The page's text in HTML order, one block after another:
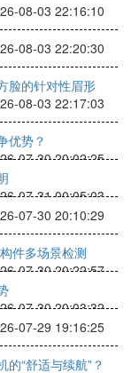
08-03 22:16:10
08-03 22:20:30
脸的针对性眉形
08-03 22:17:03
优势？
07-30 20:02:25
07-31 00:05:03
07-30 20:10:29
件多场景检测
07-30 20:22:57
07-30 20:03:32
07-29 19:16:25
“舒适与续航”？